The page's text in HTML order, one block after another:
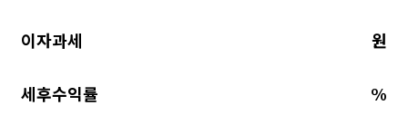
이자과세 원
세후수익률 %